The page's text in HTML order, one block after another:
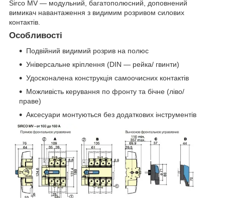
Sirco MV — модульний, багатополюсний, доповнений
вимикач навантаження з видимим розривом силових
контактів.
Особливості
Подвійний видимий розрив на полюс
Універсальне кріплення (DIN — рейка/ гвинти)
Удосконалена конструкція самоочисних контактів
Можливість керування по фронту та бічне (ліво/
праве)
Аксесуари монтуються без додаткових інструментів